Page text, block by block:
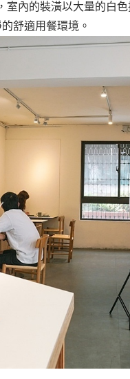
，室內的裝潢以大量的白
舒適用餐環境。